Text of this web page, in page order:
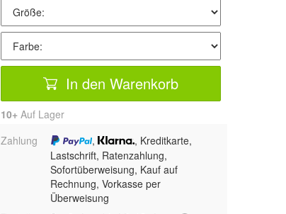
In den Warenkorb
10+ Auf Lager
Zahlung
,
, Kreditkarte,
Lastschrift, Ratenzahlung,
Sofortüberweisung, Kauf auf
Rechnung, Vorkasse per
Überweisung